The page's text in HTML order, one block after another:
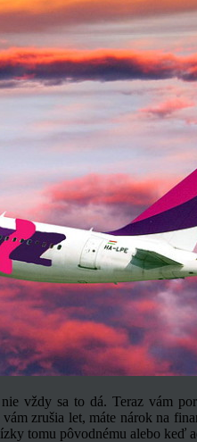
vždy sa to dá. Teraz vám
zrušia let, máte nárok na
tomu pôvodnému alebo